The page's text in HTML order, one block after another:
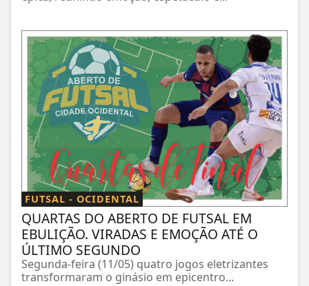
FUTSAL - OCIDENTAL
QUARTAS DO ABERTO DE FUTSAL EM
EBULIÇÃO. VIRADAS E EMOÇÃO ATÉ O
ÚLTIMO SEGUNDO
Segunda-feira (11/05) quatro jogos eletrizantes
transformaram o ginásio em epicentro...